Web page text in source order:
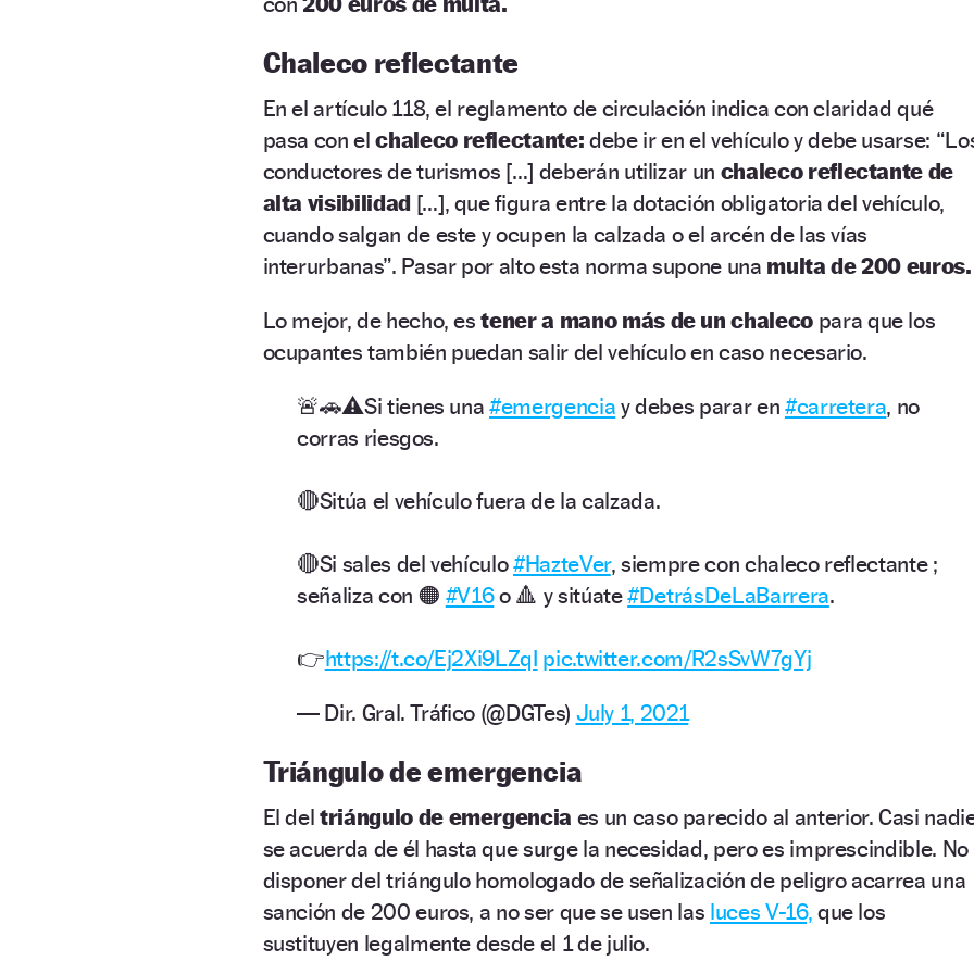
Chaleco reflectante
En el artículo 118, el reglamento de circulación indica con claridad qué
pasa con elchaleco reflectante: debe ir en el vehículo y debe usarse:
conductores de turismos […] deberán utilizar un chaleco reflectante de
alta visibilidad […], que figura entre la dotación obligatoria del vehículo,
cuando salgan de este y ocupen la calzada o el arcén de las vías
interurbanas”. Pasar por alto esta norma supone una multa de 200 euros.
Lo mejor, de hecho, estener a mano más de un chalecopara que los
ocupantes también puedan salir del vehículo en caso necesario.
🚨🚗⚠️Si tienes una#emergencia y debes parar en #carretera, no
corras riesgos.
🔴Sitúa el vehículo fuera de la calzada.
🔴Si sales del vehículo#HazteVer, siempre con chaleco reflectante ;
señaliza con 🟠 #V16o 🔺 y sitúate#DetrásDeLaBarrera.
👉https://t.co/Ej2Xi9LZqI pic.twitter.com/R2sSvW7gYj
— Dir. Gral. Tráfico (@DGTes) July 1, 2021
Triángulo de emergencia
El deltriángulo de emergencia es un caso parecido al anterior. Casi
se acuerda de él hasta que surge la necesidad, pero es imprescindible. No
disponer del triángulo homologado de señalización de peligro acarrea una
sanción de 200 euros, a no ser que se usen las luces V-16, que los
sustituyen legalmente desde el 1 de julio.